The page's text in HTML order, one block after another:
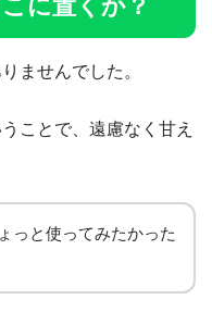
に置くか？
ませんでした。
ことで、遠慮なく甘え
っと使ってみたかった